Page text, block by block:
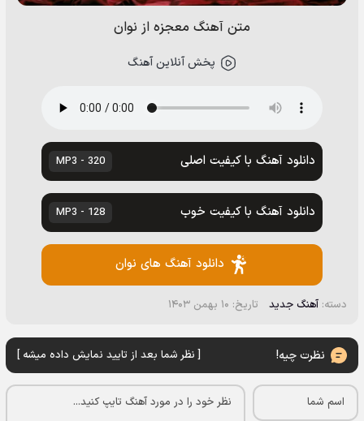
متن آهنگ معجزه از نوان
پخش آنلاین آهنگ
دانلود آهنگ با کیفیت اصلی 320 - MP3
دانلود آهنگ با کیفیت خوب 128 - MP3
دانلود آهنگ های نوان
دسته: آهنگ جدید تاریخ: ۱۰ بهمن ۱۴۰۳
نظرت چیه! [ نظر شما بعد از تایید نمایش داده میشه ]